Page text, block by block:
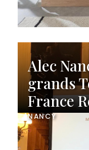
Alec
grands
France
NANCY